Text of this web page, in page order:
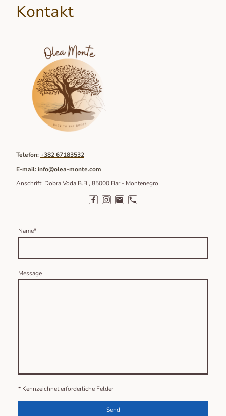
Kontakt
Telefon:+382 67183532
E-mail:info@olea-monte.com
Anschrift: Dobra Voda B.B., 85000 Bar - Montenegro
Name*
Message
* Kennzeichnet erforderliche Felder
Send